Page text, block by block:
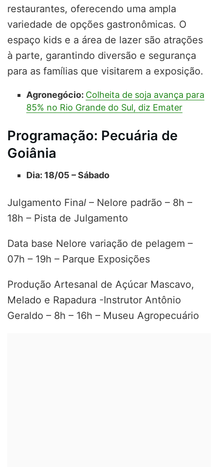
restaurantes, oferecendo uma ampla
variedade de opções gastronômicas. O
espaço kids e a área de lazer são atrações
à parte, garantindo diversão e segurança
para as famílias que visitarem a exposição.
Agronegócio: Colheita de soja avança para
85% no Rio Grande do Sul, diz Emater
Programação: Pecuária de
Goiânia
Dia: 18/05 – Sábado
Julgamento Final – Nelore padrão – 8h –
18h – Pista de Julgamento
Data base Nelore variação de pelagem –
07h – 19h – Parque Exposições
Produção Artesanal de Açúcar Mascavo,
Melado e Rapadura -Instrutor Antônio
Geraldo – 8h – 16h – Museu Agropecuário